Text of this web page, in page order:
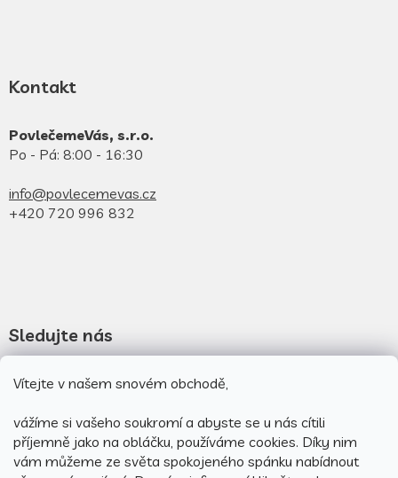
Vítejte v našem snovém obchodě,
vážíme si vašeho soukromí a abyste se u nás cítili
příjemně jako na obláčku, používáme cookies. Díky nim
vám můžeme ze světa spokojeného spánku nabídnout
Kontakt
PovlečemeVás, s.r.o.
Po - Pá: 8:00 - 16:30
info@povlecemevas.cz
+420 720 996 832
Sledujte nás
Novinky na facebooku
Novinky na instagramu